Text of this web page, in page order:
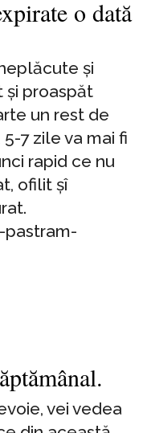
o dată
și
și proaspăt
un rest de
7 zile va mai fi
rapid ce nu
ofilit șî
vei vedea